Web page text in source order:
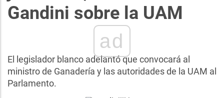
Gandini sobre la UAM
ad
El legislador blanco adelantó que convocará al
ministro de Ganadería y las autoridades de la UAM al
Parlamento.